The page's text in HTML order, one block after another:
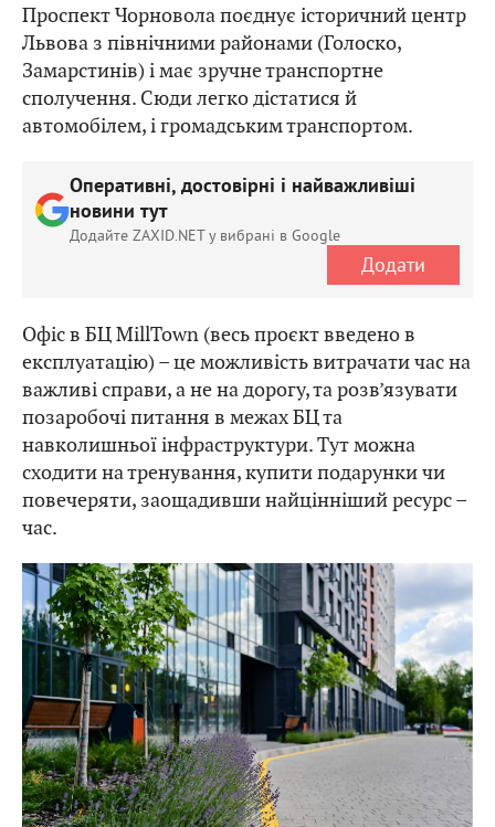
Проспект Чорновола поєднує історичний центр
Львова з північними районами (Голоско,
Замарстинів) і має зручне транспортне
сполучення. Сюди легко дістатися й
автомобілем, і громадським транспортом.
Оперативні, достовірні і найважливіші
новини тут
Додайте ZAXID.NET у вибрані в Google
Додати
Офіс в БЦ MillTown (весь проєкт введено в
експлуатацію) – це можливість витрачати час на
важливі справи, а не на дорогу, та розв’язувати
позаробочі питання в межах БЦ та
навколишньої інфраструктури. Тут можна
сходити на тренування, купити подарунки чи
повечеряти, заощадивши найцінніший ресурс –
час.